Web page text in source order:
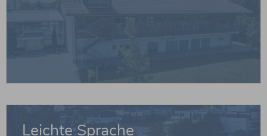
weiterlesen
Leichte Sprache